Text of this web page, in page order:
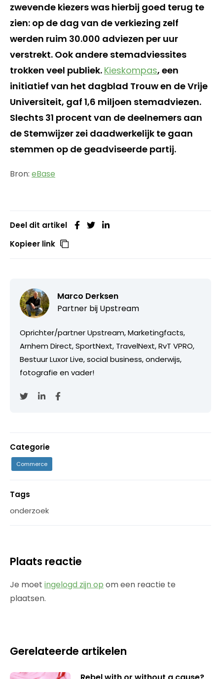
zwevende kiezers was hierbij goed terug te
zien: op de dag van de verkiezing zelf
werden ruim 30.000 adviezen per uur
verstrekt. Ook andere stemadviessites
trokken veel publiek. Kieskompas, een
initiatief van het dagblad Trouw en de Vrije
Universiteit, gaf 1,6 miljoen stemadviezen.
Slechts 31 procent van de deelnemers aan
de Stemwijzer zei daadwerkelijk te gaan
stemmen op de geadviseerde partij.
Bron: eBase
Deel dit artikel
Kopieer link
Marco Derksen
Partner bij Upstream
Oprichter/partner Upstream, Marketingfacts,
Arnhem Direct, SportNext, TravelNext, RvT VPRO,
Bestuur Luxor Live, social business, onderwijs,
fotografie en vader!
Categorie
Commerce
Tags
onderzoek
Plaats reactie
Je moet ingelogd zijn op om een reactie te
plaatsen.
Gerelateerde artikelen